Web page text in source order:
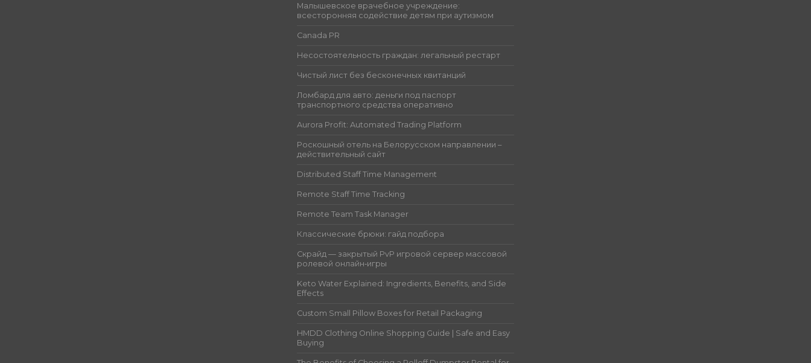
Малышевское врачебное учреждение:
всесторонняя содействие детям при аутизмом
Canada PR
Несостоятельность граждан: легальный рестарт
Чистый лист без бесконечных квитанций
Ломбард для авто: деньги под паспорт
транспортного средства оперативно
Aurora Profit: Automated Trading Platform
Роскошный отель на Белорусском направлении –
действительный сайт
Distributed Staff Time Management
Remote Staff Time Tracking
Remote Team Task Manager
Классические брюки: гайд подбора
Скрайд — закрытый PvP игровой сервер массовой
ролевой онлайн‑игры
Keto Water Explained: Ingredients, Benefits, and Side
Effects
Custom Small Pillow Boxes for Retail Packaging
HMDD Clothing Online Shopping Guide | Safe and Easy
Buying